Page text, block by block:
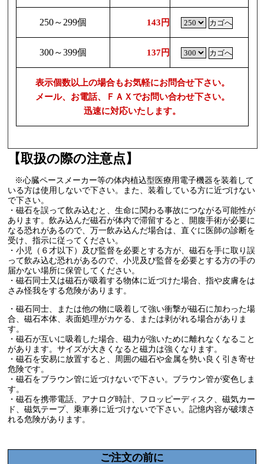
250～299個 143円
300～399個 137円
表示個数以上の場合もお気軽にお問合せ下さい。
メール、お電話、ＦＡＸでお問い合わせ下さい。
迅速に対応いたします。
【取扱の際の注意点】
※心臓ペースメーカー等の体内植込型医療用電子機器を装着して
いる方は使用しないで下さい。また、装着している方に近づけない
で下さい。
・磁石を誤って飲み込むと、生命に関わる事故につながる可能性が
あります。飲み込んだ磁石が体内で滞留すると、開腹手術が必要に
なる恐れがあるので、万一飲み込んだ場合は、直ぐに医師の診断を
受け、指示に従ってください。
・小児（６才以下）及び監督を必要とする方が、磁石を手に取り誤
って飲み込む恐れがあるので、小児及び監督を必要とする方の手の
届かない場所に保管してください。
・磁石同士又は磁石が吸着する物体に近づけた場合、指や皮膚をは
さみ怪我をする危険があります。
・磁石同士、または他の物に吸着して強い衝撃が磁石に加わった場
合、磁石本体、表面処理がカケる、または剥がれる場合がありま
す。
・磁石が互いに吸着した場合、磁力が強いために離れなくなること
があります。サイズが大きくなると磁力は強くなります。
・磁石を安易に放置すると、周囲の磁石や金属を勢い良く引き寄せ
危険です。
・磁石をブラウン管に近づけないで下さい。ブラウン管が変色しま
す。
・磁石を携帯電話、アナログ時計、フロッピーディスク、磁気カー
ド、磁気テープ、乗車券に近づけないで下さい。記憶内容が破壊さ
れる危険があります。
ご注文の前に